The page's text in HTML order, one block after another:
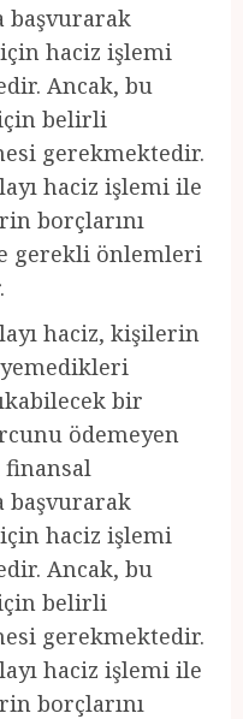
başvurarak
haciz işlemi
Ancak, bu
belirli
gerekmektedir.
haciz işlemi ile
borçlarını
gerekli önlemleri
haciz, kişilerin
bir
ödemeyen
finansal
başvurarak
haciz işlemi
Ancak, bu
belirli
gerekmektedir.
haciz işlemi ile
borçlarını